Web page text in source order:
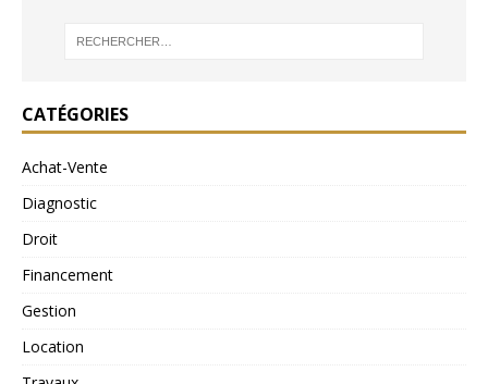
CATÉGORIES
Achat-Vente
Diagnostic
Droit
Financement
Gestion
Location